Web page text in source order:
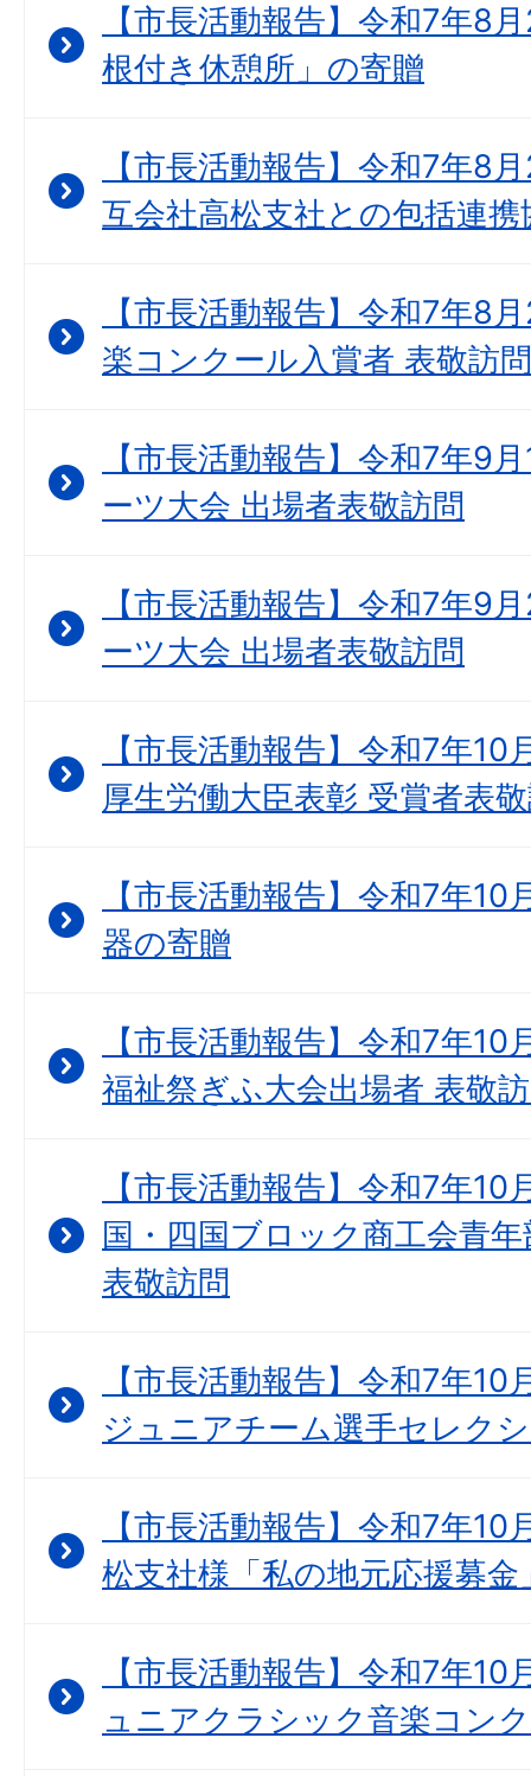
【市長活動報告】令和7年8
根付き休憩所」の寄贈
【市長活動報告】令和7年8
互会社高松支社との包括連携
【市長活動報告】令和7年8
楽コンクール入賞者 表敬訪問
【市長活動報告】令和7年9
ーツ大会 出場者表敬訪問
【市長活動報告】令和7年9
ーツ大会 出場者表敬訪問
【市長活動報告】令和7年10
厚生労働大臣表彰 受賞者表
【市長活動報告】令和7年10
器の寄贈
【市長活動報告】令和7年
福祉祭ぎふ大会出場者 表敬
【市長活動報告】令和7年10
国・四国ブロック商工会青
表敬訪問
【市長活動報告】令和7年
ジュニアチーム選手セレク
【市長活動報告】令和7年
松支社様「私の地元応援募金
【市長活動報告】令和7年
ュニアクラシック音楽コン